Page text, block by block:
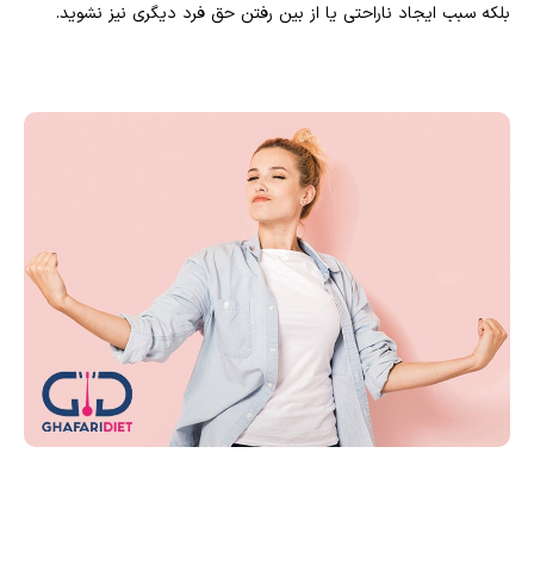
بلکه سبب ایجاد ناراحتی یا از بین رفتن حق فرد دیگری نیز نشوید.